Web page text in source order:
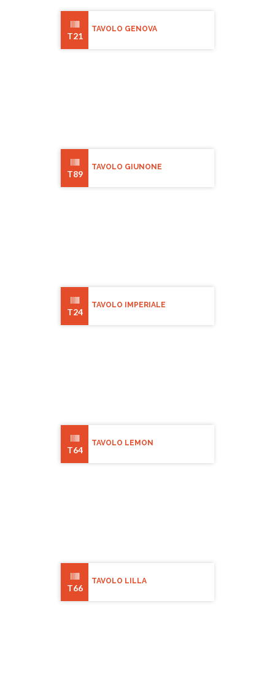
T21
TAVOLO GENOVA
T89
TAVOLO GIUNONE
T24
TAVOLO IMPERIALE
T64
TAVOLO LEMON
T66
TAVOLO LILLA